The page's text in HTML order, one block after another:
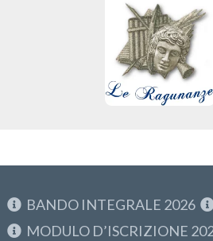
BANDO INTEGRALE 2026
MODULO D’ISCRIZIONE